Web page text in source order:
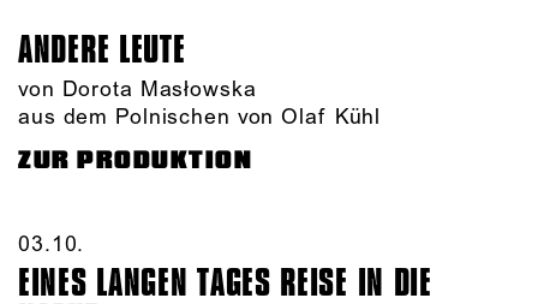
ANDERE LEUTE
von Dorota Masłowska
aus dem Polnischen von Olaf Kühl
ZUR PRODUKTION
03.10.​
EINES LANGEN TAGES REISE IN DIE